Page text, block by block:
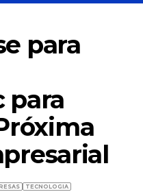
para
para
TECNOLOGIA